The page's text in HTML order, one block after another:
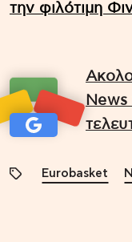
την φιλότιμη
News
Eurobasket